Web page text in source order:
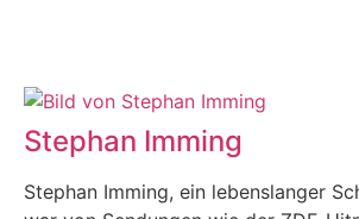
Stephan Imming
Stephan Imming, ein lebenslanger